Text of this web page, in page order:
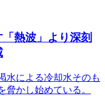
熱波」より深刻
水による冷却水そのも
かし始めている。